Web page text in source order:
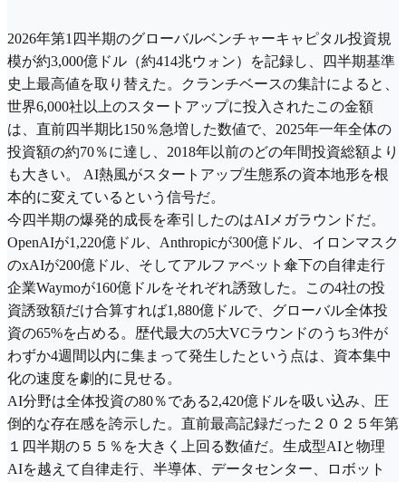
2026年第1四半期のグローバルベンチャーキャピタル投資規
模が約3,000億ドル（約414兆ウォン）を記録し、四半期基準
史上最高値を取り替えた。クランチベースの集計によると、
世界6,000社以上のスタートアップに投入されたこの金額
は、直前四半期比150％急増した数値で、2025年一年全体の
投資額の約70％に達し、2018年以前のどの年間投資総額より
も大きい。 AI熱風がスタートアップ生態系の資本地形を根
本的に変えているという信号だ。
今四半期の爆発的成長を牽引したのはAIメガラウンドだ。
OpenAIが1,220億ドル、Anthropicが300億ドル、イロンマスク
のxAIが200億ドル、そしてアルファベット傘下の自律走行
企業Waymoが160億ドルをそれぞれ誘致した。この4社の投
資誘致額だけ合算すれば1,880億ドルで、グローバル全体投
資の65%を占める。歴代最大の5大VCラウンドのうち3件が
わずか4週間以内に集まって発生したという点は、資本集中
化の速度を劇的に見せる。
AI分野は全体投資の80％である2,420億ドルを吸い込み、圧
倒的な存在感を誇示した。直前最高記録だった２０２５年第
１四半期の５５％を大きく上回る数値だ。生成型AIと物理
AIを越えて自律走行、半導体、データセンター、ロボット